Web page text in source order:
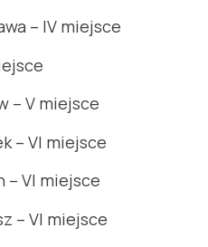
– IV miejsce
– V miejsce
– VI miejsce
– VI miejsce
– VI miejsce